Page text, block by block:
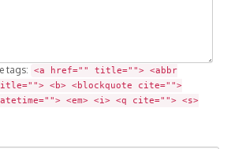
tags:
<a href="" title=""> <abbr
<b> <blockquote cite="">
<em> <i> <q cite=""> <s>